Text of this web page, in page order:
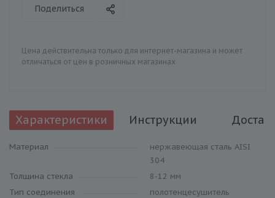
Поделиться
Цена действительна только для интернет-магазина и может
отличаться от цен в розничных магазинах
Характеристики Инструкции
Материал
нержавеющая сталь AISI
304
Толщина стекла
8-12 мм
Тип соединения
полотенцесушитель